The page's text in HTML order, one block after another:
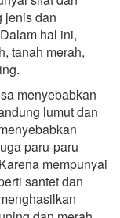
jenis dan
hal ini,
tanah merah,
menyebabkan
lumut dan
paru-paru
mempunyai
santet dan